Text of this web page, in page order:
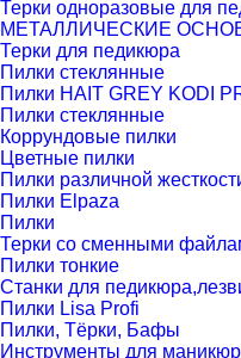
Терки одноразовые для
МЕТАЛЛИЧЕСКИЕ
Терки для педикюра
Пилки стеклянные
Пилки HAIT GREY KODI
Пилки стеклянные
Коррундовые пилки
Цветные пилки
Пилки различной
Пилки Elpaza
Пилки
Терки со сменными
Пилки тонкие
Станки для
Пилки Lisa Profi
Пилки, Тёрки, Бафы
Инструменты для